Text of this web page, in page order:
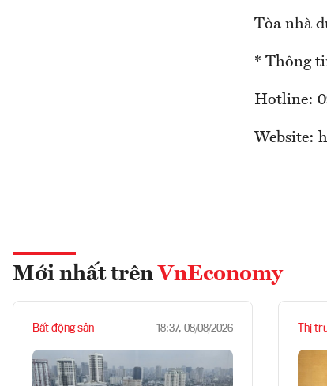
Tòa nhà
* Thông
Hotline:
Website:
Mới nhất trên VnEconomy
Bất động sản 18:37, 08/08/2026 Thị